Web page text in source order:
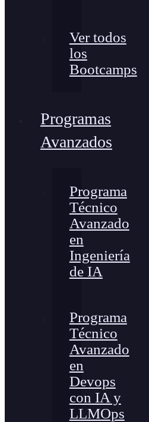
Ver todos
los
Bootcamps
Programas
Avanzados
Programa
Técnico
Avanzado
en
Ingeniería
de IA
Programa
Técnico
Avanzado
en
Devops
con IA y
LLMOps